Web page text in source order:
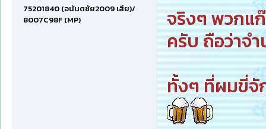
75201840 (อนันตชัย2009 เสีย)/
8007C98F (MP)
จริงๆ พวกแ
ครับ ถือว่าจ
ทั้งๆ ที่ผมขี่จั